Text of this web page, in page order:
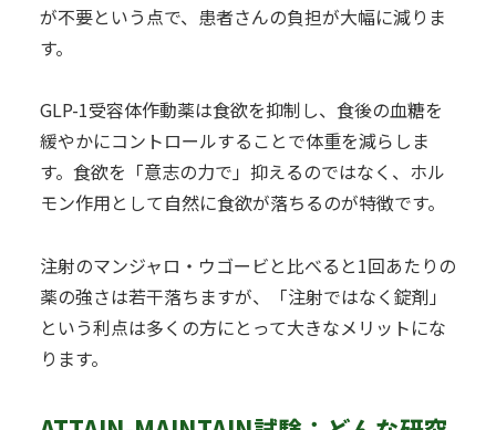
が不要という点で、患者さんの負担が大幅に減りま
す。
GLP-1受容体作動薬は食欲を抑制し、食後の血糖を
緩やかにコントロールすることで体重を減らしま
す。食欲を「意志の力で」抑えるのではなく、ホル
モン作用として自然に食欲が落ちるのが特徴です。
注射のマンジャロ・ウゴービと比べると1回あたりの
薬の強さは若干落ちますが、「注射ではなく錠剤」
という利点は多くの方にとって大きなメリットにな
ります。